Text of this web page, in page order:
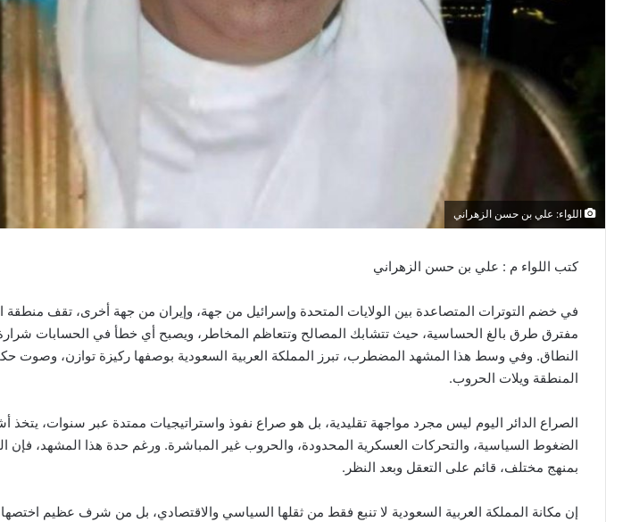
اللواء: علي بن حسن الزهراني
كتب اللواء م : علي بن حسن الزهراني
في خضم التوترات المتصاعدة بين الولايات المتحدة وإسرائيل من جهة، وإيران من جهة أخرى، تقف
مفترق طرق بالغ الحساسية، حيث تتشابك المصالح وتتعاظم المخاطر، ويصبح أي خطأ في الحسابات
النطاق. وفي وسط هذا المشهد المضطرب، تبرز المملكة العربية السعودية بوصفها ركيزة توازن، وصوت
المنطقة ويلات الحروب.
الصراع الدائر اليوم ليس مجرد مواجهة تقليدية، بل هو صراع نفوذ واستراتيجيات ممتدة عبر سنوات، يتخذ
الضغوط السياسية، والتحركات العسكرية المحدودة، والحروب غير المباشرة. ورغم حدة هذا المشهد، فإن
بمنهج مختلف، قائم على التعقل وبعد النظر.
إن مكانة المملكة العربية السعودية لا تنبع فقط من ثقلها السياسي والاقتصادي، بل من شرف عظيم اختصها